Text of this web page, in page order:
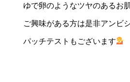
ゆで卵のようなツヤのあるお
ご興味がある方は是非アンビ
パッチテストもございます